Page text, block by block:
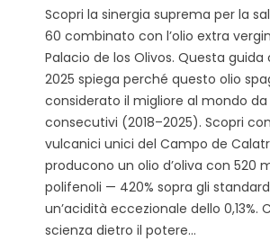
Scopri la sinergia suprema per la
60 combinato con l’olio extra
Palacio de los Olivos. Questa
2025 spiega perché questo olio
considerato il migliore al mondo da
consecutivi (2018–2025). Scopri
vulcanici unici del Campo de
producono un olio d’oliva con 520
polifenoli — 420% sopra gli
un’acidità eccezionale dello 0,13%.
scienza dietro il potere...